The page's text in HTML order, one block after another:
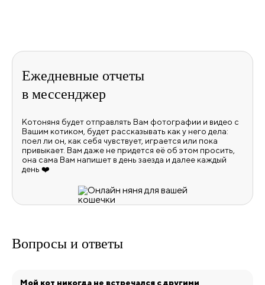
Ежедневные отчеты
в мессенджер
Котоняня будет отправлять Вам фотографии и видео с
Вашим котиком, будет рассказывать как у него дела:
поел ли он, как себя чувствует, играется или пока
привыкает. Вам даже не придется её об этом просить,
она сама Вам напишет в день заезда и далее каждый
день ❤️️
Вопросы и ответы
Мой кот никогда не встречался с другими